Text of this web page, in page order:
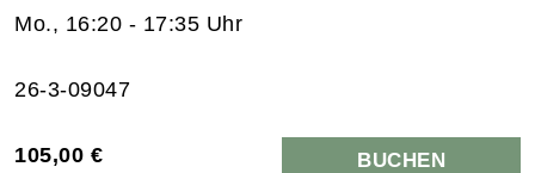
Mo., 16:20 - 17:35 Uhr
26-3-09047
105,00 € BUCHEN